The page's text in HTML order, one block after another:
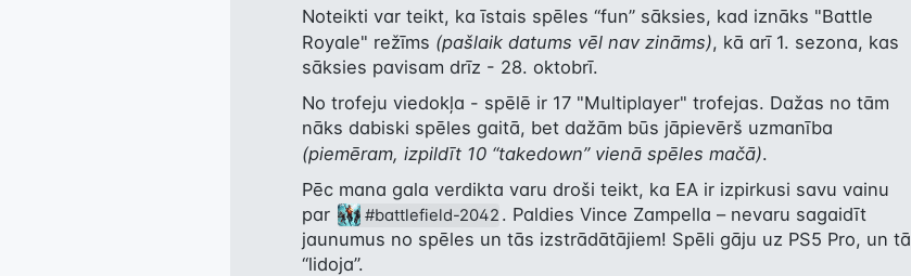
Noteikti var teikt, ka īstais spēles “fun” sāksies, kad iznāks "Battle
Royale" režīms (pašlaik datums vēl nav zināms), kā arī 1. sezona, kas
sāksies pavisam drīz - 28. oktobrī.
No trofeju viedokļa - spēlē ir 17 "Multiplayer" trofejas. Dažas no tām
(piemēram, izpildīt 10 “takedown” vienā spēles mačā).
Pēc mana gala verdikta varu droši teikt, ka EA ir izpirkusi savu vainu
par
#battlefield-2042 . Paldies Vince Zampella – nevaru sagaidīt
jaunumus no spēles un tās izstrādātājiem! Spēli gāju uz PS5 Pro, un tā
“lidoja”.